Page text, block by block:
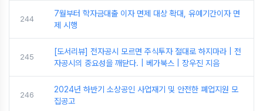
244
7월부터 학자금대출 이자 면제 대상 확대, 유예기간이자 면
제 시행
245
[도서리뷰] 전자공시 모르면 주식투자 절대로 하지마라 | 전
자공시의 중요성을 깨닫다. | 베가북스 | 장우진 지음
246
2024년 하반기 소상공인 사업재기 및 안전한 폐업지원 모
집공고